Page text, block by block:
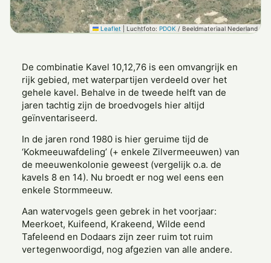
Leaflet Luchtfoto: PDOK / Beeldmateriaal Nederland
De combinatie Kavel 10,12,76 is een omvangrijk en
rijk gebied, met waterpartijen verdeeld over het
gehele kavel. Behalve in de tweede helft van de
jaren tachtig zijn de broedvogels hier altijd
geïnventariseerd.
In de jaren rond 1980 is hier geruime tijd de
‘Kokmeeuwafdeling’ (+ enkele Zilvermeeuwen) van
de meeuwenkolonie geweest (vergelijk o.a. de
kavels 8 en 14). Nu broedt er nog wel eens een
enkele Stormmeeuw.
Aan watervogels geen gebrek in het voorjaar:
Meerkoet, Kuifeend, Krakeend, Wilde eend
Tafeleend en Dodaars zijn zeer ruim tot ruim
vertegenwoordigd, nog afgezien van alle andere.